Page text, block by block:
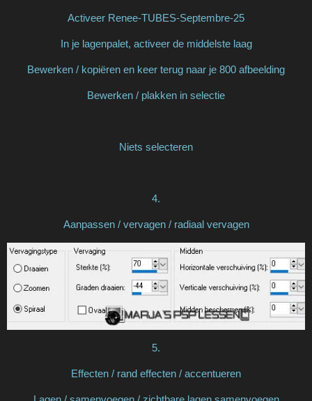
Activeer Renee-TUBES-Septembre-25
In je lagenpalet, activeer de middelste laag
Bewerken / kopiëren en keer terug naar je 800 afbeelding
Bewerken / plakken in selectie
Niets selecteren
4.
Aanpassen / vervagen / radiaal vervagen
5.
Effecten / rand effecten / accentueren